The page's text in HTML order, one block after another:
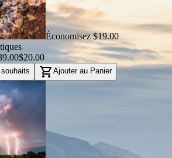
Économisez $19.00
$20.00
shopping_cart Ajouter au Panier